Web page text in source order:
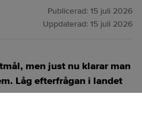
Publicerad: 15 juli 2026
Uppdaterad: 15 juli 2026
men just nu klarar man
Låg efterfrågan i landet